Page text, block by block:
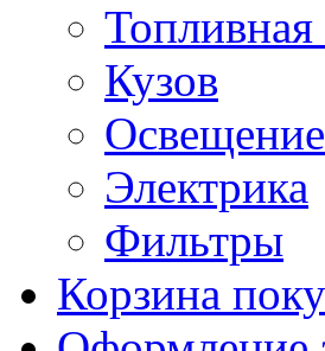
Топливная
Кузов
Освещение
Электрика
Фильтры
Корзина